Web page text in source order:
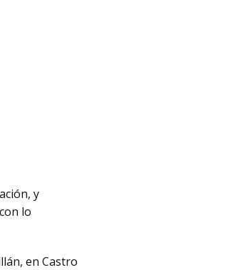
y
lo
en Castro